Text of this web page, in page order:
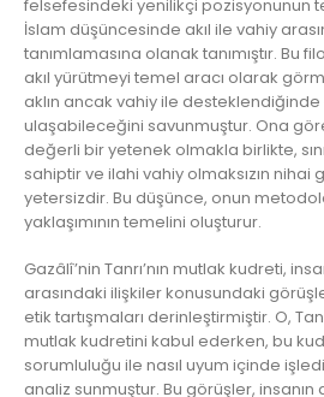
felsefesindeki yenilikçi pozisyonunun
İslam düşüncesinde akıl ile vahiy
tanımlamasına olanak tanımıştır. Bu
akıl yürütmeyi temel aracı olarak
aklın ancak vahiy ile
ulaşabileceğini savunmuştur. Ona
değerli bir yetenek olmakla birlikte,
sahiptir ve ilahi vahiy olmaksızın
yetersizdir. Bu düşünce, onun
yaklaşımının temelini oluşturur.
Gazâlî’nin Tanrı’nın mutlak kudreti,
arasındaki ilişkiler konusundaki
etik tartışmaları derinleştirmiştir. O,
mutlak kudretini kabul ederken, bu
sorumluluğu ile nasıl uyum içinde
analiz sunmuştur. Bu görüşler,